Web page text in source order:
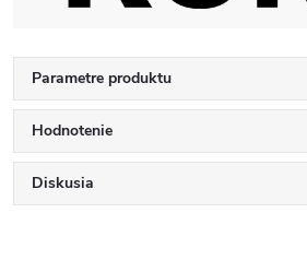
Parametre produktu
Hodnotenie
Diskusia